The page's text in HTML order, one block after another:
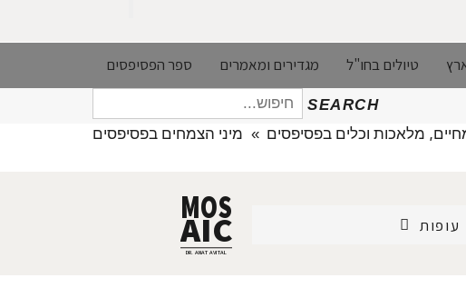
טיולים בחו"ל מגדירים ומאמרים ספר הפסיפסים
SEARCH
חיפוש
עבור:
מלאכות וכלים בפסיפסים » מיני הצמחים בפסיפסים
עופות MOS
AIC
DR. ANAT AVITAL